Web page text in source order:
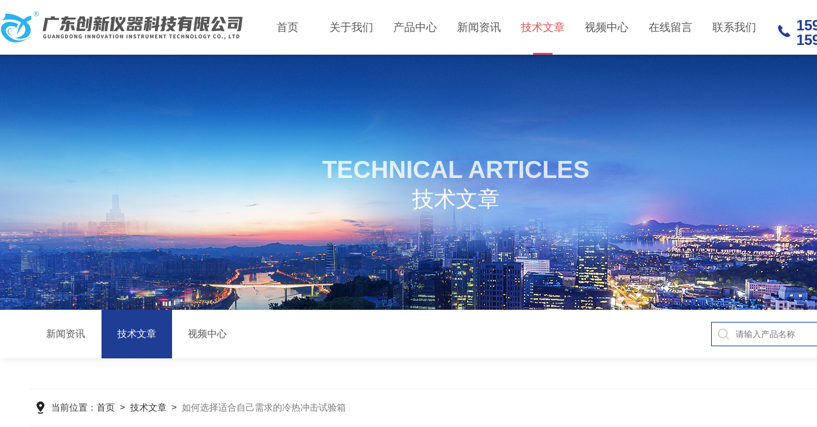
首页 关于我们 产品中心 新闻资讯 技术文章 视频中心 在线留言 联系我们
TECHNICAL ARTICLES
技术文章
新闻资讯 技术文章 视频中心
当前位置： 首页 > 技术文章 > 如何选择适合自己需求的冷热冲击试验箱